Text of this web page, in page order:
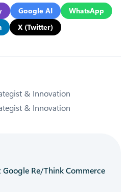
Google AI
WhatsApp
X (Twitter)
& Innovation
& Innovation
Google Re/Think Commerce